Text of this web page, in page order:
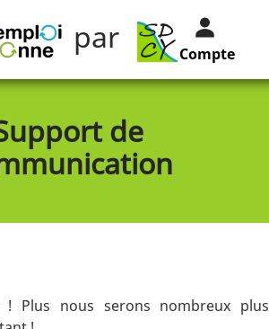
par Compte
de
! Plus nous serons nombreux plus